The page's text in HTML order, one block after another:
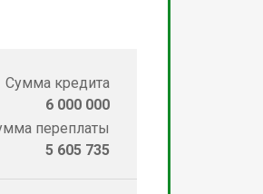
Сумма кредита
6 000 000
переплаты
5 605 735